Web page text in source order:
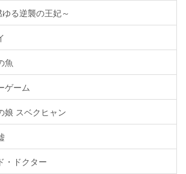
る逆襲の王妃～
魚
ゲーム
娘 スベクヒャン
・ドクター